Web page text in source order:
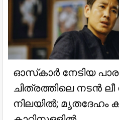
ഓസ്‌കാർ നേടിയ
ചിത്രത്തിലെ നടൻ
നിലയിൽ; മൃതദേഹം